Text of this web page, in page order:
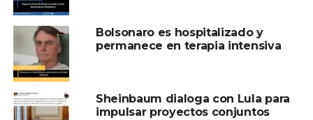
Compartir en:Bolsonaro es hospitalizado y
permanece en terapia intensiva
Sheinbaum dialoga con Lula para
impulsar proyectos conjuntos